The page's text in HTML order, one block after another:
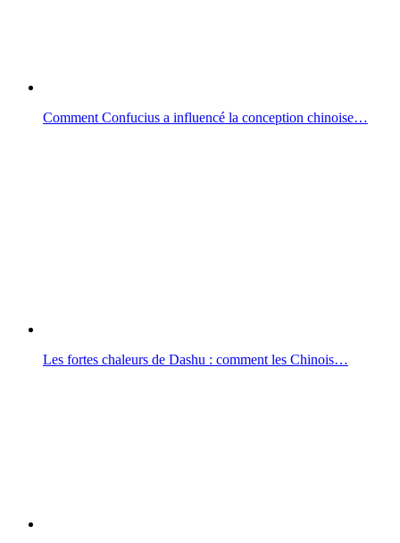
Comment Confucius a influencé la conception chinoise…
Les fortes chaleurs de Dashu : comment les Chinois…